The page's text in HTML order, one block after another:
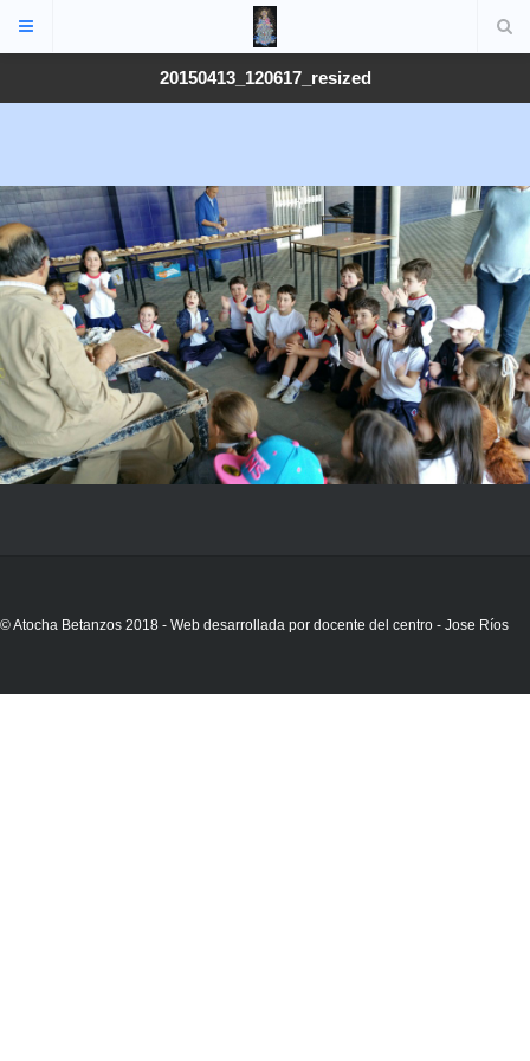
20150413_120617_resized
© Atocha Betanzos 2018 - Web desarrollada por docente del centro - Jose Ríos